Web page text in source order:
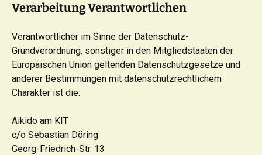
Verarbeitung Verantwortlichen
Verantwortlicher im Sinne der Datenschutz-
Grundverordnung, sonstiger in den Mitgliedstaaten der
Europäischen Union geltenden Datenschutzgesetze und
anderer Bestimmungen mit datenschutzrechtlichem
Charakter ist die:
Aikido am KIT
c/o Sebastian Döring
Georg-Friedrich-Str. 13